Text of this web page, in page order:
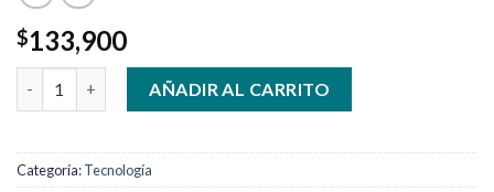
$133,900
Binoculares Sport Optics cantidad
AÑADIR AL CARRITO
Categoría:Tecnología